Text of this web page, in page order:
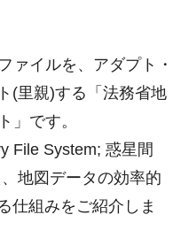
ァイルを、アダプト・
(里親)する「法務省地
」です。
File System; 惑星間
地図データの効率的
仕組みをご紹介しま